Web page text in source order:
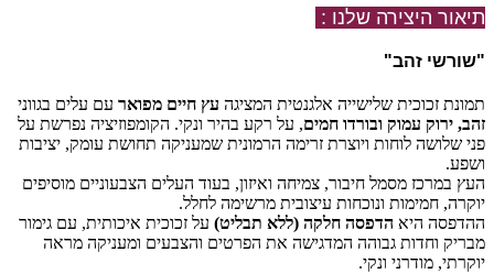
תיאור היצירה שלנו :
"שורשי זהב"
תמונת זכוכית שלישייה אלגנטית המציגה עץ חיים מפואר עם עלים בגווני
זהב, ירוק עמוק ובורדו חמים, על רקע בהיר ונקי. הקומפוזיציה נפרשת על
פני שלושה לוחות ויוצרת זרימה הרמונית שמעניקה תחושת עומק, יציבות
ושפע.
העץ במרכז מסמל חיבור, צמיחה ואיזון, בעוד העלים הצבעוניים מוסיפים
יוקרה, חמימות ונוכחות עיצובית מרשימה לחלל.
ההדפסה היא הדפסה חלקה (ללא תבליט) על זכוכית איכותית, עם גימור
מבריק וחדות גבוהה המדגישה את הפרטים והצבעים ומעניקה מראה
יוקרתי, מודרני ונקי.